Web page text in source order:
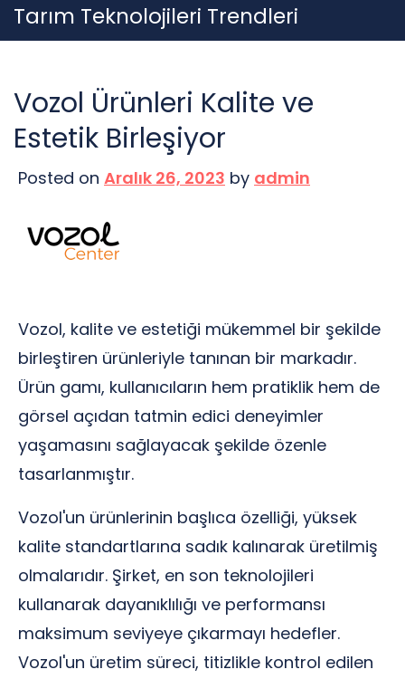
Skip
to
Tarım Teknolojileri Trendleri
Vozol Ürünleri Kalite ve
Estetik Birleşiyor
Posted on Aralık 26, 2023 by admin
Vozol, kalite ve estetiği mükemmel bir şekilde
birleştiren ürünleriyle tanınan bir markadır.
Ürün gamı, kullanıcıların hem pratiklik hem de
görsel açıdan tatmin edici deneyimler
yaşamasını sağlayacak şekilde özenle
tasarlanmıştır.
Vozol'un ürünlerinin başlıca özelliği, yüksek
kalite standartlarına sadık kalınarak üretilmiş
olmalarıdır. Şirket, en son teknolojileri
kullanarak dayanıklılığı ve performansı
maksimum seviyeye çıkarmayı hedefler.
Vozol'un üretim süreci, titizlikle kontrol edilen